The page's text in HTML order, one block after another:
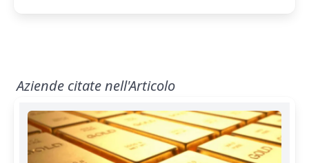
Aziende citate nell'Articolo